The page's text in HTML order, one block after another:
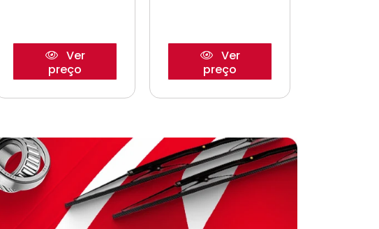
Ver
preço
Ver
preço